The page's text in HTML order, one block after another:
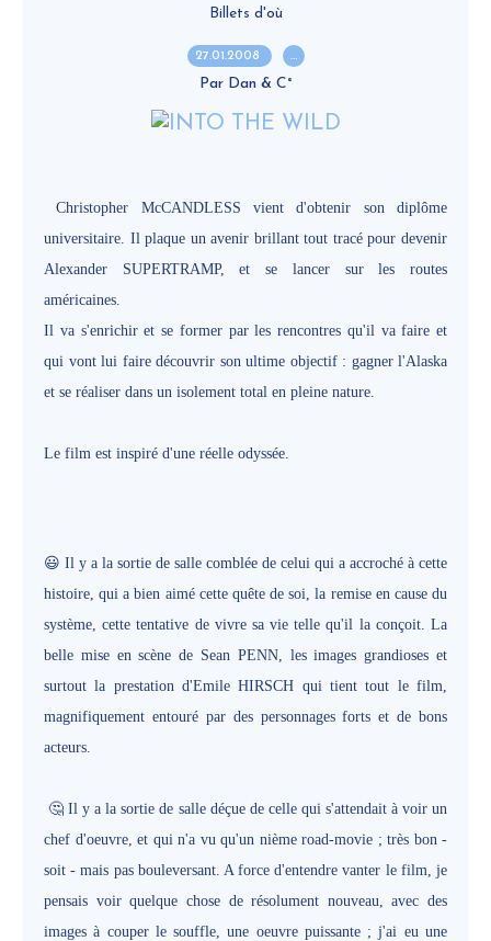
Billets d'où
27.01.2008 …
Par Dan & C°
Christopher McCANDLESS vient d'obtenir son diplôme
universitaire. Il plaque un avenir brillant tout tracé pour devenir
Alexander SUPERTRAMP, et se lancer sur les routes
américaines.
Il va s'enrichir et se former par les rencontres qu'il va faire et
qui vont lui faire découvrir son ultime objectif : gagner l'Alaska
et se réaliser dans un isolement total en pleine nature.
Le film est inspiré d'une réelle odyssée.
😃 Il y a la sortie de salle comblée de celui qui a accroché à cette
histoire, qui a bien aimé cette quête de soi, la remise en cause du
système, cette tentative de vivre sa vie telle qu'il la conçoit. La
belle mise en scène de Sean PENN, les images grandioses et
surtout la prestation d'Emile HIRSCH qui tient tout le film,
magnifiquement entouré par des personnages forts et de bons
acteurs.
🤔Il y a la sortie de salle déçue de celle qui s'attendait à voir un
chef d'oeuvre, et qui n'a vu qu'un nième road-movie ; très bon -
soit - mais pas bouleversant. A force d'entendre vanter le film, je
pensais voir quelque chose de résolument nouveau, avec des
images à couper le souffle, une oeuvre puissante ; j'ai eu une